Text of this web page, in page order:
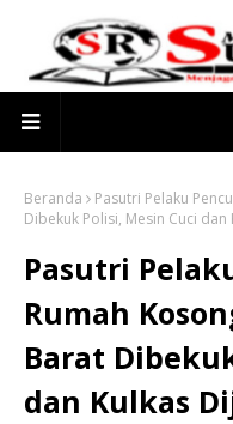
Beranda
Pasutri Pelaku
Dibekuk Polisi, Mesin Cuci
Pasutri
Rumah
Barat
dan Kulkas